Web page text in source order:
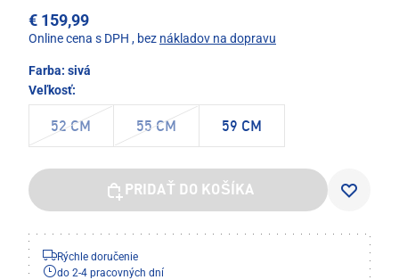
€ 159,99
Online cena s DPH , bez nákladov na dopravu
Farba: sivá
Veľkosť:
52 CM 55 CM 59 CM
PRIDAŤ DO KOŠÍKA
Rýchle doručenie
do 2-4 pracovných dní